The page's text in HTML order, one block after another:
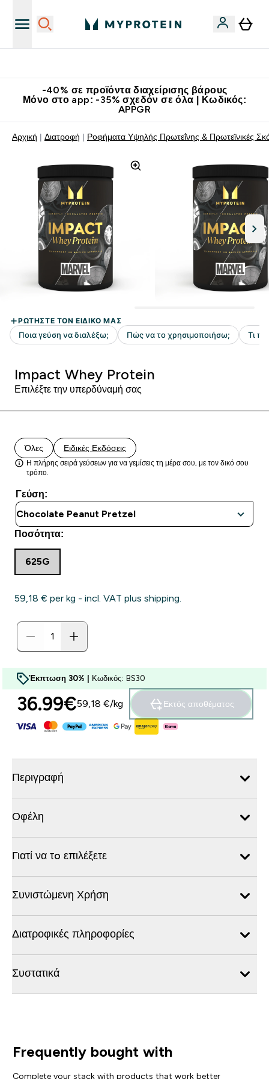
-40% σε προϊόντα διαχείρισης βάρους
Μόνο στο app: -35% σχεδόν σε όλα | Κωδικός:
APPGR
Αρχική Διατροφή Ροφήματα Υψηλής Πρωτεΐνης & Πρωτεϊνικές
Impact Whey Protein
Επιλέξτε την υπερδύναμή σας
Όλες Ειδικές Εκδόσεις
Η πλήρης σειρά γεύσεων για να γεμίσεις τη μέρα σου, με τον δικό σου
τρόπο.
Γεύση:
Ποσότητα:
625G
59,18 €‎ per kg - incl. VAT plus shipping.
Έκπτωση 30% | Κωδικός: BS30
36.99€‎59,18 €‎/kg Εκτός αποθέματος
Περιγραφή
Οφέλη
Γιατί να τo επιλέξετε
Συνιστώμενη Χρήση
Διατροφικές πληροφορίες
Συστατικά
Frequently bought with
Complete your stack with products that work better